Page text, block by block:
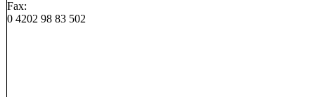
Fax:
0 4202 98 83 502